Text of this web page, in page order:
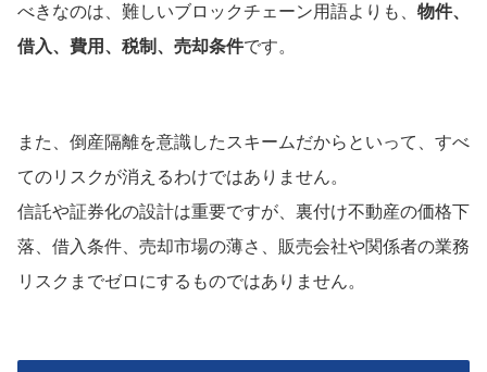
べきなのは、難しいブロックチェーン用語よりも、 物件、
借入、費用、税制、売却条件です。
また、倒産隔離を意識したスキームだからといって、すべ
てのリスクが消えるわけではありません。
信託や証券化の設計は重要ですが、裏付け不動産の価格下
落、借入条件、売却市場の薄さ、販売会社や関係者の業務
リスクまでゼロにするものではありません。